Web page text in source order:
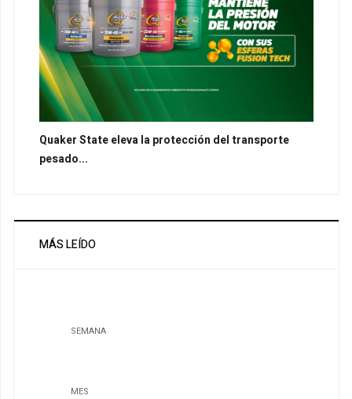
Quaker State eleva la protección del transporte
pesado...
MÁS LEÍDO
SEMANA
MES